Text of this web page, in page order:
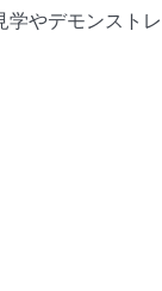
学やデモンストレ